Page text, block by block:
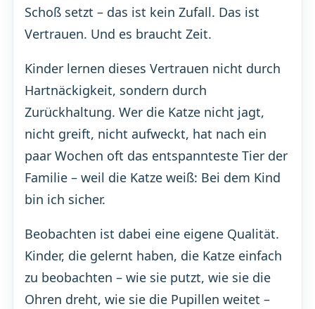
Schoß setzt – das ist kein Zufall. Das ist
Vertrauen. Und es braucht Zeit.
Kinder lernen dieses Vertrauen nicht durch
Hartnäckigkeit, sondern durch
Zurückhaltung. Wer die Katze nicht jagt,
nicht greift, nicht aufweckt, hat nach ein
paar Wochen oft das entspannteste Tier der
Familie – weil die Katze weiß: Bei dem Kind
bin ich sicher.
Beobachten ist dabei eine eigene Qualität.
Kinder, die gelernt haben, die Katze einfach
zu beobachten – wie sie putzt, wie sie die
Ohren dreht, wie sie die Pupillen weitet –